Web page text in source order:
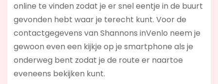
online te vinden zodat je er snel eentje in de buurt
gevonden hebt waar je terecht kunt. Voor de
contactgegevens van Shannons inVenlo neem je
gewoon even een kijkje op je smartphone als je
onderweg bent zodat je de route er naartoe
eveneens bekijken kunt.